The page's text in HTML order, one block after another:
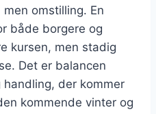
omstilling. En
både borgere og
kursen, men stadig
Det er balancen
der kommer
kommende vinter og